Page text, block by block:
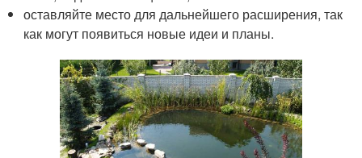
оставляйте место для дальнейшего расширения, так
как могут появиться новые идеи и планы.